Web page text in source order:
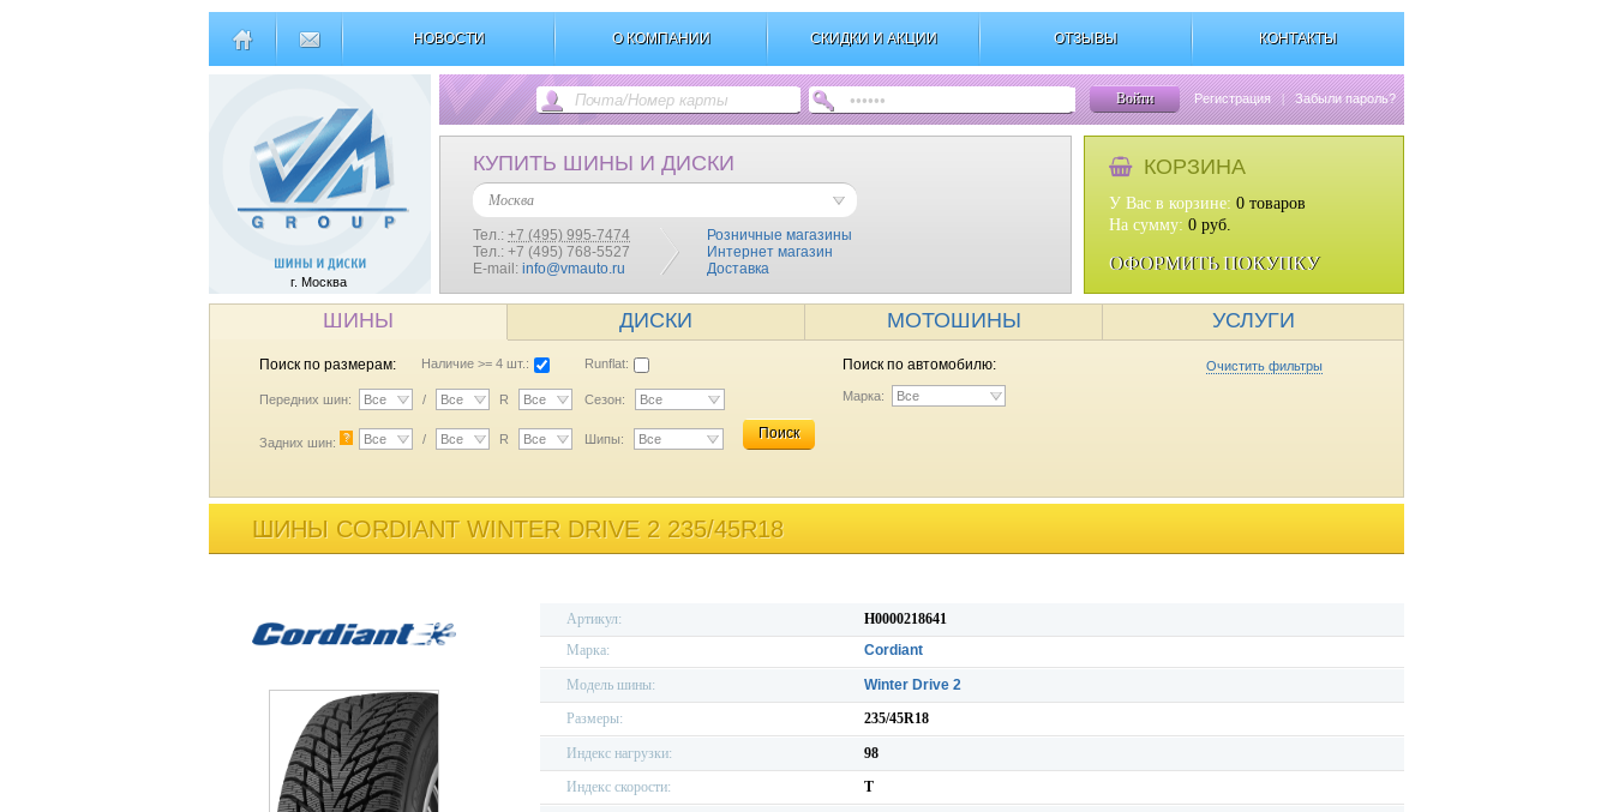
НОВОСТИ О КОМПАНИИ СКИДКИ И АКЦИИ ОТЗЫВЫ КОНТАКТЫ
г. Москва
Войти Регистрация | Забыли пароль?
КУПИТЬ ШИНЫ И ДИСКИ
Москва
Тел.: +7 (495) 995-7474
Тел.: +7 (495) 768-5527
E-mail: info@vmauto.ru
Розничные магазины
Интернет магазин
Доставка
КОРЗИНА
У Вас в корзине: 0 товаров
На сумму: 0 руб.
ОФОРМИТЬ ПОКУПКУ
ШИНЫ ДИСКИ МОТОШИНЫ УСЛУГИ
Поиск по размерам: Наличие >= 4 шт.: Runflat:
Передних шин: Все / Все R Все Сезон: Все
Задних шин: ? Все / Все R Все Шипы: Все Поиск
Поиск по автомобилю: Очистить фильтры
Марка: Все
ШИНЫ CORDIANT WINTER DRIVE 2 235/45R18
Артикул:
H0000218641
Марка:
Cordiant
Модель шины:
Winter Drive 2
Размеры:
235/45R18
Индекс нагрузки:
98
Индекс скорости:
T